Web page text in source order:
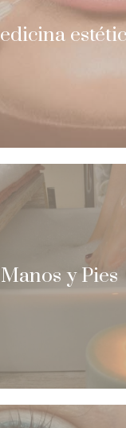
Manos y Pies